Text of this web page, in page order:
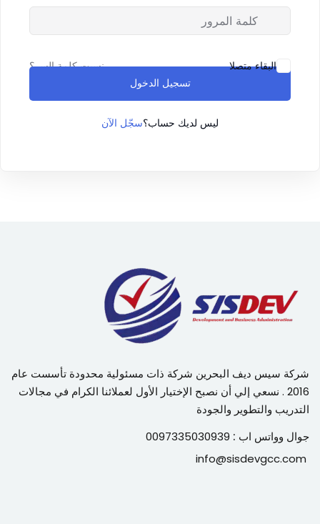
المدونة
تواصل معنا
البقاء متصلا نسيت كلمة السر؟
تسجيل الدخول
ليس لديك حساب؟سجّل الآن
شركة سيس ديف البحرين شركة ذات مسئولية محدودة تأسست عام
2016 . نسعي إلي أن نصبح الإختيار الأول لعملائنا الكرام في مجالات
التدريب والتطوير والجودة
جوال وواتس اب :
info@sisdevgcc.com
Remember me
Lost your password?